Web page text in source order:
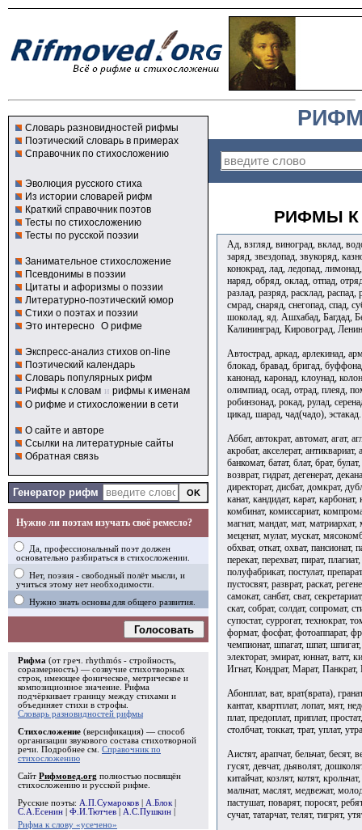
Словарь разновидностей рифмы
Поэтический словарь в примерах
Справочник по стихосложению
Эволюция русского стиха
Из истории словарей рифм
Краткий справочник поэтов
Тесты по стихосложению
Тесты по русской поэзии
Занимательное стихосложение
Псевдонимы в поэзии
Цитаты и афоризмы о поэзии
Литературно-поэтический юмор
Стихи о поэтах и поэзии
Это интересно О рифме
Экспресс-анализ стихов on-line
Поэтический календарь
Словарь популярных рифм
Рифмы к словам и рифмы к именам
О рифме и стихосложении в сети
О сайте и авторе
Ссылки на литературные сайты
Обратная связь
Генератор рифм
Нужно ли поэтам изучать своё ремесло?
Да, профессиональный поэт должен
основательно разбираться в стихосложении.
Нет, поэзия - свободный полёт мысли, и
учиться этому нет необходимости.
Нужно знать основы для общего развития.
Голосовать
Рифма (от греч. rhythmós - стройность,
соразмерность) — созвучие стихотворных
строк, имеющее фоническое, метрическое и
композиционное значение. Рифма
подчёркивает границу между стихами и
объединяет стихи в строфы
Словарь разновидностей рифмы
Стихосложение (версификация) — способ
организации звукового состава стихотворной
речи. Подробнее см. Справочник по
стихосложению
Сайт Рифмовед.org полностью посвящён
стихосложению и русской рифме.
Русские поэты: А.П.Сумароков А.Блок
С.А.Есенин
Ф.И.Тютчев А.С.Пушкин
Рифма к слову «усечено»
РИФМЫ К
Ад, взгляд, виноград, вклад,
заряд, звездопад, звукоряд,
конокрад, лад, ледопад,
наряд, обряд, оклад, отпад,
разлад, разряд, расклад,
смрад, снаряд, снегопад, спад,
шоколад, яд. Ашхабад, Багдад,
Калининград, Кировоград,
Автострад, аркад, арлекинад,
блокад, бравад, бригад,
канонад, каронад, клоунад,
олимпиад, осад, отрад, плеяд,
робинзонад, рокад, рулад,
цикад, шарад, чад(чадо), эстакад.
Аббат, автократ, автомат, агат,
акробат, акселерат, антиквариат,
банкомат, батат, блат, брат,
возврат, гидрат, дегенерат,
директорат, дисбат, домкрат,
канат, кандидат, карат,
комбинат, комиссариат,
магнат, мандат, мат,
меценат, мулат, мускат,
обхват, откат, охват, пансионат,
перекат, перехват, пират,
полуфабрикат, постулат,
пустосвят, разврат, раскат,
самокат, санбат, сват,
скат, собрат, солдат, сопромат,
супостат, суррогат, технократ,
формат, фосфат, фотоаппарат,
чемпионат, шпагат, шпат,
электорат, эмират, юннат, ватт,
Игнат, Кондрат, Марат,
Абонплат, ват, врат(врата),
кантат, квартплат, лопат, мят,
плат, предоплат, приплат,
столбчат, токкат, трат, уплат,
Аистят, арапчат, бельчат, бесят,
гусят, девчат, дьяволят,
китайчат, козлят, котят,
мальчат, маслят, медвежат,
пастушат, поварят, поросят,
сучат, татарчат, телят, тигрят,